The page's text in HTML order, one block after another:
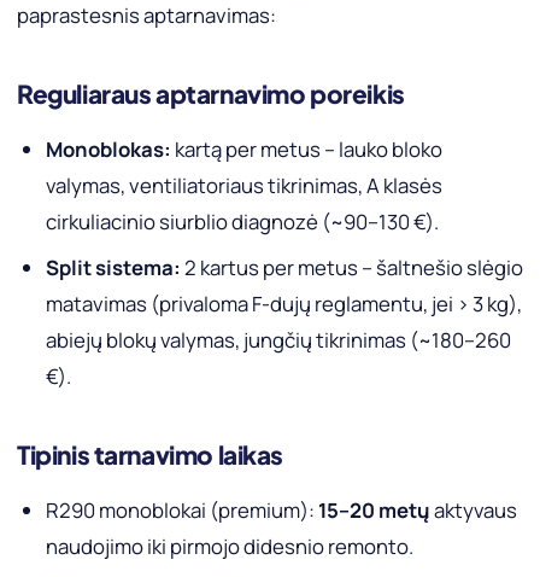
paprastesnis aptarnavimas:
Reguliaraus aptarnavimo poreikis
Monoblokas: kartą per metus – lauko bloko
valymas, ventiliatoriaus tikrinimas, A klasės
cirkuliacinio siurblio diagnozė (~90–130 €).
Split sistema: 2 kartus per metus – šaltnešio slėgio
matavimas (privaloma F-dujų reglamentu, jei > 3 kg),
abiejų blokų valymas, jungčių tikrinimas (~180–260
€).
Tipinis tarnavimo laikas
R290 monoblokai (premium): 15–20 metųaktyvaus
naudojimo iki pirmojo didesnio remonto.